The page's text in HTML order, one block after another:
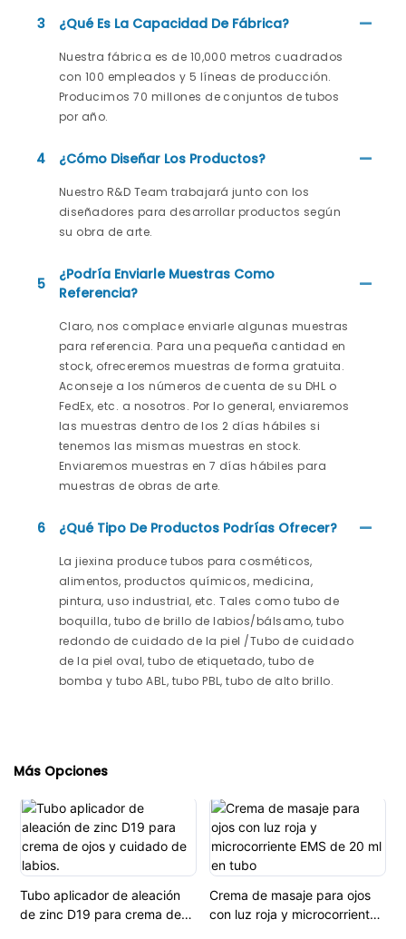
3 ¿Qué Es La Capacidad De Fábrica?
Nuestra fábrica es de 10,000 metros cuadrados
con 100 empleados y 5 líneas de producción.
Producimos 70 millones de conjuntos de tubos
por año.
4 ¿Cómo Diseñar Los Productos?
Nuestro R&D Team trabajará junto con los
diseñadores para desarrollar productos según
su obra de arte.
5
¿Podría Enviarle Muestras Como
Referencia?
Claro, nos complace enviarle algunas muestras
para referencia. Para una pequeña cantidad en
stock, ofreceremos muestras de forma gratuita.
Aconseje a los números de cuenta de su DHL o
FedEx, etc. a nosotros. Por lo general, enviaremos
las muestras dentro de los 2 días hábiles si
tenemos las mismas muestras en stock.
Enviaremos muestras en 7 días hábiles para
muestras de obras de arte.
6 ¿Qué Tipo De Productos Podrías Ofrecer?
La jiexina produce tubos para cosméticos,
alimentos, productos químicos, medicina,
pintura, uso industrial, etc. Tales como tubo de
boquilla, tubo de brillo de labios/bálsamo, tubo
redondo de cuidado de la piel /Tubo de cuidado
de la piel oval, tubo de etiquetado, tubo de
bomba y tubo ABL, tubo PBL, tubo de alto brillo.
Más Opciones
Tubo aplicador de aleación
de zinc D19 para crema de
Crema de masaje para ojos
con luz roja y microcorriente